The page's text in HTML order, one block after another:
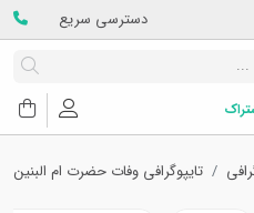
دسترسی سریع
تایپوگرافی وفات حضرت ام البنین